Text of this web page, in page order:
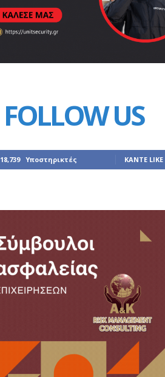
FOLLOW US
18,739 Υποστηρικτές ΚΆΝΤΕ LIKE